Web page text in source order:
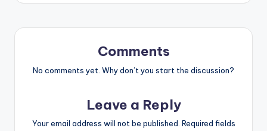
Comments
No comments yet. Why don’t you start the discussion?
Leave a Reply
Your email address will not be published. Required fields